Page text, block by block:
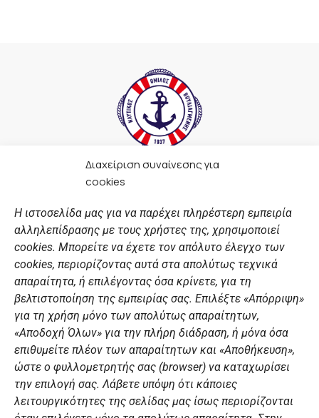
Διαχείριση συναίνεσης για
cookies
Η ιστοσελίδα μας για να παρέχει πληρέστερη εμπειρία
αλληλεπίδρασης με τους χρήστες της, χρησιμοποιεί
cookies. Μπορείτε να έχετε τον απόλυτο έλεγχο των
cookies, περιορίζοντας αυτά στα απολύτως τεχνικά
απαραίτητα, ή επιλέγοντας όσα κρίνετε, για τη
βελτιστοποίηση της εμπειρίας σας. Επιλέξτε «Απόρριψη»
για τη χρήση μόνο των απολύτως απαραίτητων,
«Αποδοχή Όλων» για την πλήρη διάδραση, ή μόνα όσα
επιθυμείτε πλέον των απαραίτητων και «Αποθήκευση»,
ώστε ο φυλλομετρητής σας (browser) να καταχωρίσει
την επιλογή σας. Λάβετε υπόψη ότι κάποιες
λειτουργικότητες της σελίδας μας ίσως περιορίζονται
F
a
e
b
o
o
k
t
a
g
r
a
m
t
u
b
e
n
k
e
d
i
n
ΣΎΝΔΕΣΜΟΙ
Αθλητικές σχολές
Διάπλους
Χορηγοί
Summer Camp
ΠΡΟΣΩΠΙΚΑ ΔΕΔΟΜΕΝΑ
Πολιτική Ιστοσελίδας